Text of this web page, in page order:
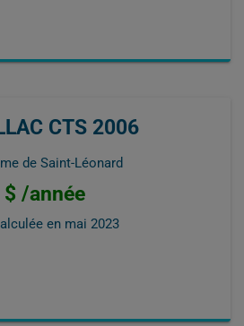
CTS 2006
de Saint-Léonard
$ /année
en mai 2023